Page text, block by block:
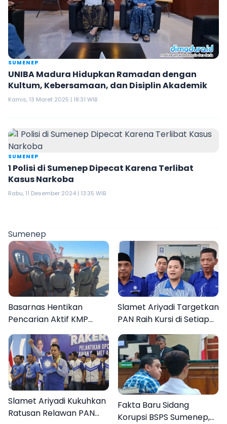
SUMENEP
UNIBA Madura Hidupkan Ramadan dengan
Kultum, Kebersamaan, dan Disiplin Akademik
Kamis, 13 Maret 2025 | 18:31 WIB
SUMENEP
1 Polisi di Sumenep Dipecat Karena Terlibat
Kasus Narkoba
Rabu, 11 Desember 2024 | 13:35 WIB
Sumenep
Basarnas Hentikan
Pencarian Aktif KMP
Mutiara Sentosa II, Empat
Orang Masih Hilang
Slamet Ariyadi Targetkan
PAN Raih Kursi di Setiap
Dapil Sumenep pada
2029
Slamet Ariyadi Kukuhkan
Ratusan Relawan PAN
Fakta Baru Sidang
Korupsi BSPS Sumenep,